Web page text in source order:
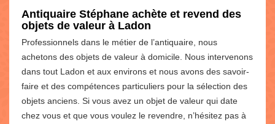
Antiquaire Stéphane achète et revend des
objets de valeur à Ladon
Professionnels dans le métier de l’antiquaire, nous
achetons des objets de valeur à domicile. Nous intervenons
dans tout Ladon et aux environs et nous avons des savoir-
faire et des compétences particuliers pour la sélection des
objets anciens. Si vous avez un objet de valeur qui date
chez vous et que vous voulez le revendre, n’hésitez pas à